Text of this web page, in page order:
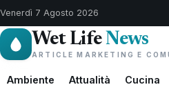
Venerdì 7 Agosto 2026
Wet LifeNews
ARTICLE MARKETING E
Ambiente Attualità Cucina